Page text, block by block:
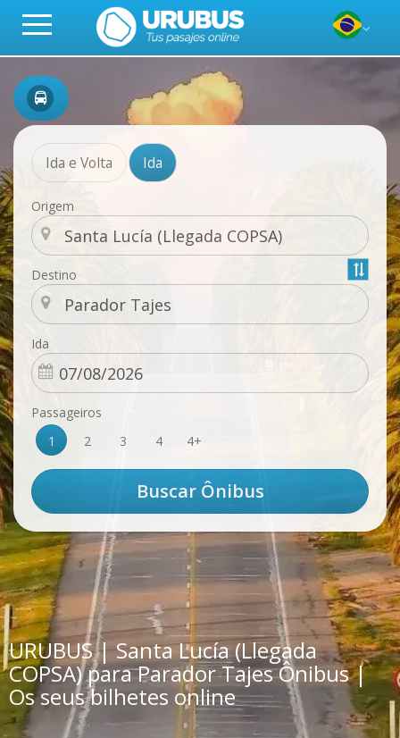
Ida e Volta Ida
Origem
Destino
Ida
Passageiros
1
2 3 4 4+
URUBUS | Santa Lucía (Llegada
COPSA) para Parador Tajes Ônibus |
Os seus bilhetes online